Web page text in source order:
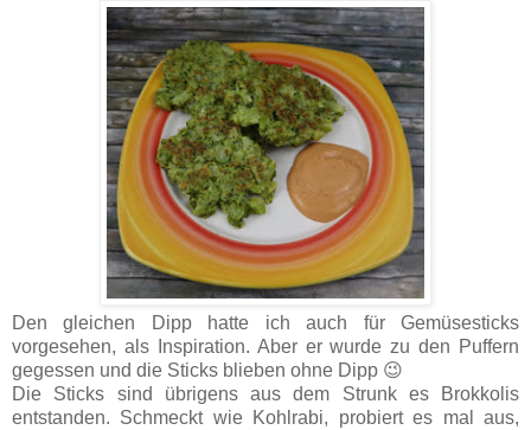
Den gleichen Dipp hatte ich auch für Gemüsesticks
vorgesehen, als Inspiration. Aber er wurde zu den Puffern
gegessen und die Sticks blieben ohne Dipp 😉
Die Sticks sind übrigens aus dem Strunk es Brokkolis
entstanden. Schmeckt wie Kohlrabi, probiert es mal aus,